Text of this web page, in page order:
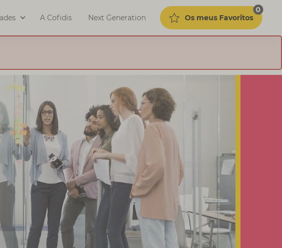
A Cofidis Next Generation Os meus Favoritos
0